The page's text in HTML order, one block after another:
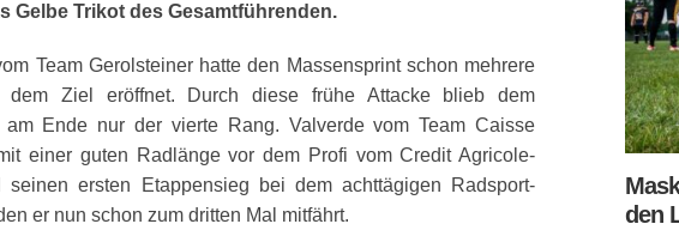
Gelbe Trikot des Gesamtführenden.
Team Gerolsteiner hatte den Massensprint schon mehrere
dem Ziel eröffnet. Durch diese frühe Attacke blieb dem
am Ende nur der vierte Rang. Valverde vom Team Caisse
einer guten Radlänge vor dem Profi vom Credit Agricole-
seinen ersten Etappensieg bei dem achttägigen Radsport-
er nun schon zum dritten Mal mitfährt.
den